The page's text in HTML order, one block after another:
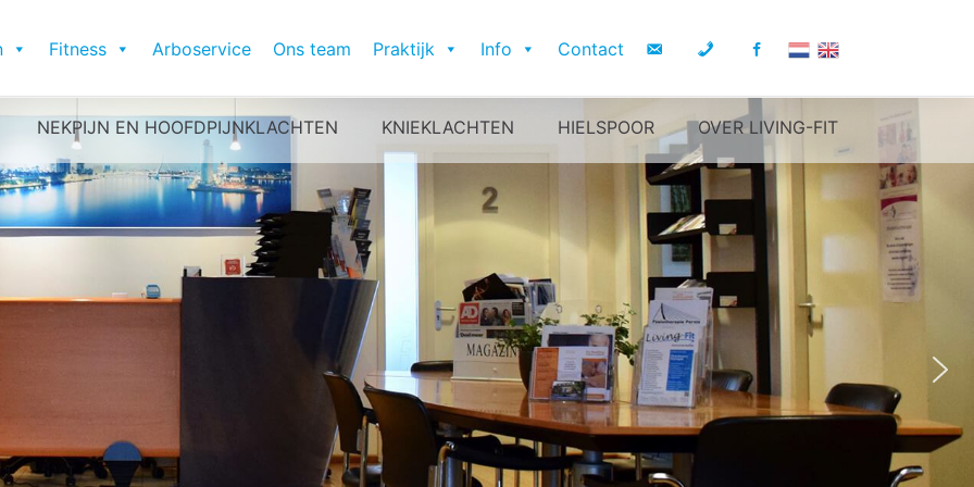
Fitness Arboservice Ons team Praktijk Info Contact
NEKPIJN EN HOOFDPIJNKLACHTEN KNIEKLACHTEN HIELSPOOR OVER LIVING-FIT